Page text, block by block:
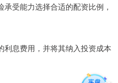
受能力选择合适的配资比例，
息费用，并将其纳入投资成本